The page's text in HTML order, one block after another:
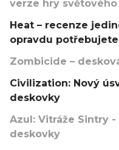
verze hry
Heat – recenze
opravdu potřebujete
Zombicide –
Civilization: Nový
deskovky
Azul: Vitráže Sintry
deskovky